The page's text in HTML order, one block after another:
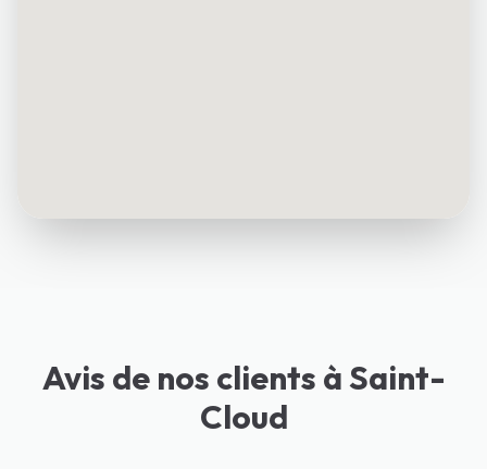
Avis de nos clients à Saint-
Cloud